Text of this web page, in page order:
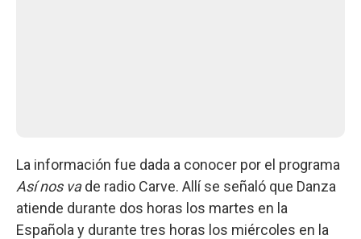
La información fue dada a conocer por el programa
Así nos vade radio Carve. Allí se señaló que Danza
atiende durante dos horas los martes en la
Española y durante tres horas los miércoles en la